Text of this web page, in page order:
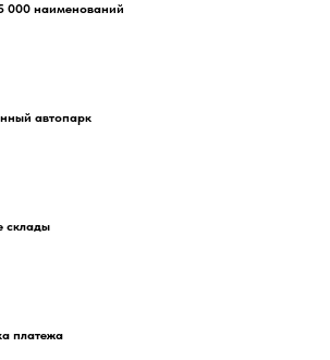
000 наименований
автопарк
склады
платежа